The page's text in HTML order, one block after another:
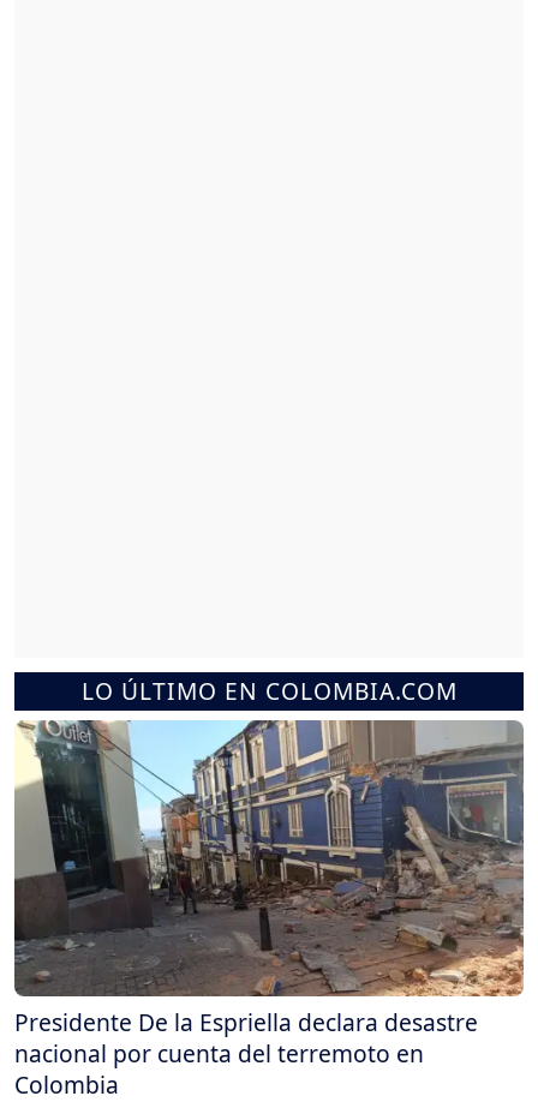
LO ÚLTIMO EN COLOMBIA.COM
Presidente De la Espriella declara desastre
nacional por cuenta del terremoto en
Colombia